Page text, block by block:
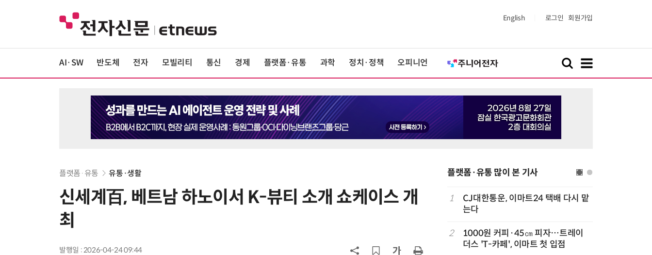
English 로그인 회원가입
AI·SW 반도체 전자 모빌리티 통신 경제 플랫폼·유통 과학 정치·정책 오피니언
플랫폼·유통 유통·생활
신세계百, 베트남 하노이서 K-뷰티 소개 쇼케이스 개
최
발행일 : 2026-04-24 09:44
플랫폼·유통 많이 본 기사
카카오, 역대 최대 분기 실적…카톡
최대'…쿠팡이츠도 신기록”
1
CJ대한통운, 이마트24 택배 다시 맡
는다
2
1000원 커피·45㎝ 피자…트레이
더스 'T-카페', 이마트 첫 입점